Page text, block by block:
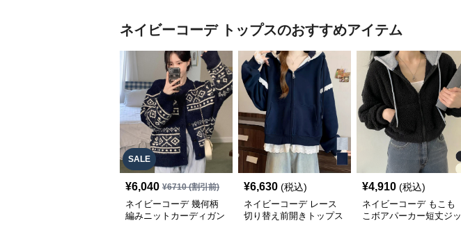
ネイビーコーデ トップスのおすすめアイテム
SALE
¥6,040 ¥6710(割引前)
ネイビーコーデ 幾何柄
編みニットカーディガン
¥6,630 (税込)
ネイビーコーデ レース
切り替え前開きトップス
¥4,910 (税込)
ネイビーコーデ もこも
こボアパーカー短丈ジッ